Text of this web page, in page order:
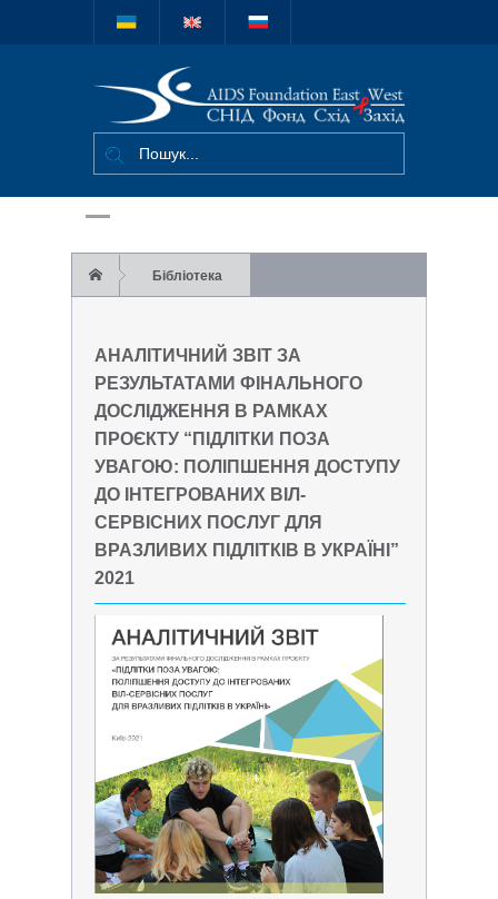
Міжнародний
благодійний
фонд "СНІД
Захід"
Бібліотека
фінального дослідження в рамках проєкту
“Підлітки поза увагою: поліпшення доступу
до інтегрованих ВІЛ-сервісних послуг для
вразливих підлітків в Україні” 2021
АНАЛІТИЧНИЙ ЗВІТ ЗА
РЕЗУЛЬТАТАМИ ФІНАЛЬНОГО
ДОСЛІДЖЕННЯ В РАМКАХ
ПРОЄКТУ “ПІДЛІТКИ ПОЗА
УВАГОЮ: ПОЛІПШЕННЯ ДОСТУПУ
ДО ІНТЕГРОВАНИХ ВІЛ-
СЕРВІСНИХ ПОСЛУГ ДЛЯ
ВРАЗЛИВИХ ПІДЛІТКІВ В УКРАЇНІ”
2021